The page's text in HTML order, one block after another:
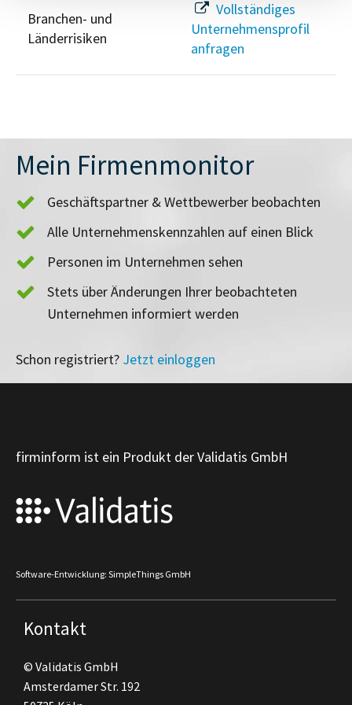
Branchen- und
Länderrisiken
Vollständiges
Unternehmensprofil
anfragen
Mein Firmenmonitor
Geschäftspartner & Wettbewerber beobachten
Alle Unternehmenskennzahlen auf einen Blick
Personen im Unternehmen sehen
Stets über Änderungen Ihrer beobachteten
Unternehmen informiert werden
Schon registriert? Jetzt einloggen
firminform ist ein Produkt der Validatis GmbH
Software-Entwicklung: SimpleThings GmbH
Kontakt
© Validatis GmbH
Amsterdamer Str. 192